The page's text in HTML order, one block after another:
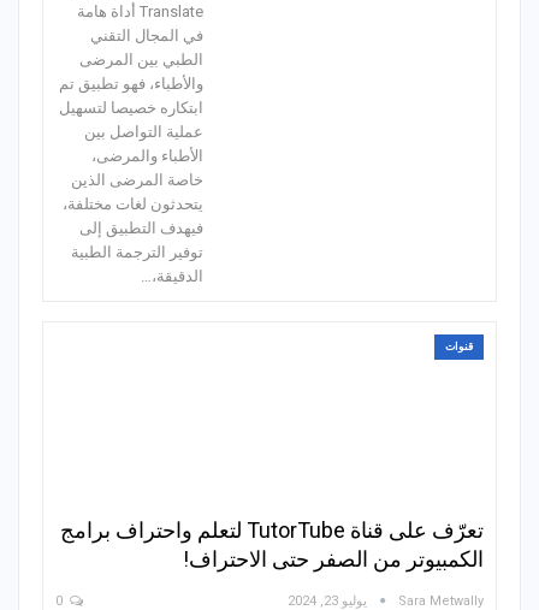
Translate أداة هامة
في المجال التقني
الطبي بين المرضى
والأطباء، فهو تطبيق تم
ابتكاره خصيصا لتسهيل
عملية التواصل بين
الأطباء والمرضى،
خاصة المرضى الذين
يتحدثون لغات مختلفة،
فيهدف التطبيق إلى
توفير الترجمة الطبية
الدقيقة،…
قنوات
تعرّف على قناة TutorTube لتعلم واحتراف برامج
الكمبيوتر من الصفر حتى الاحتراف!
Sara Metwally يوليو 23, 2024